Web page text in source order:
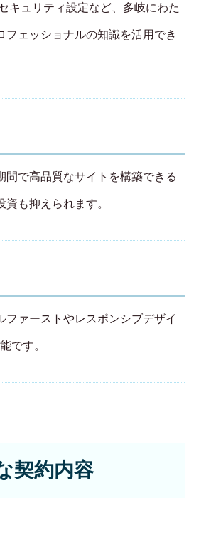
キュリティ設定など、多岐にわた
ェッショナルの知識を活用でき
で高品質なサイトを構築できる
も抑えられます。
ァーストやレスポンシブデザイ
です。
契約内容